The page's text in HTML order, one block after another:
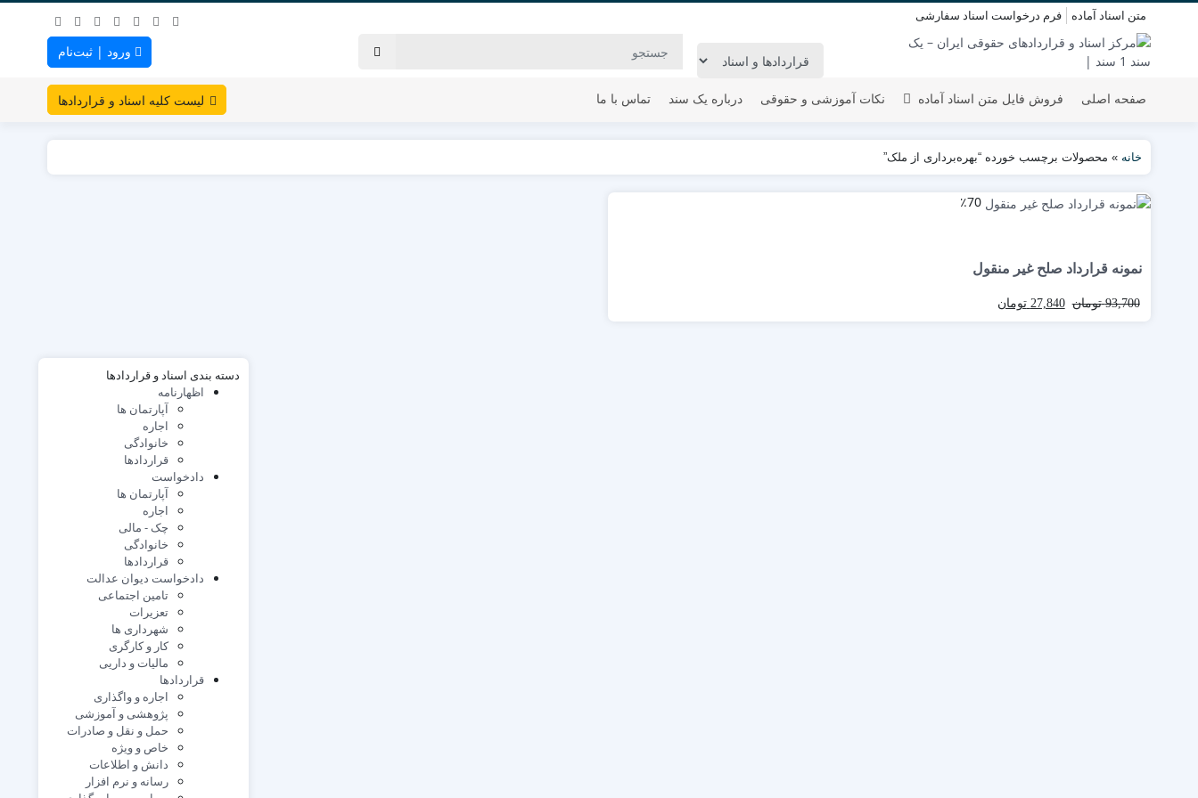
متن اسناد آماده فرم درخواست اسناد سفارشی
ورود | ثبت‌نام
صفحه اصلی فروش فایل متن اسناد آماده نکات آموزشی و حقوقی درباره یک سند تماس با ما لیست کلیه اسناد و قراردادها
خانه » محصولات برچسب خورده “بهره‌برداری از ملک”
٪70
نمونه قرارداد صلح غیر منقول
93,700 تومان 27,840 تومان
دسته بندی اسناد و قراردادها
اظهارنامه
آپارتمان ها
اجاره
خانوادگی
قراردادها
دادخواست
آپارتمان ها
اجاره
چک - مالی
خانوادگی
قراردادها
دادخواست دیوان عدالت
تامین اجتماعی
تعزیرات
شهرداری ها
کار و کارگری
مالیات و داریی
قراردادها
اجاره و واگذاری
پژوهشی و آموزشی
حمل و نقل و صادرات
خاص و ویژه
دانش و اطلاعات
رسانه و نرم افزار